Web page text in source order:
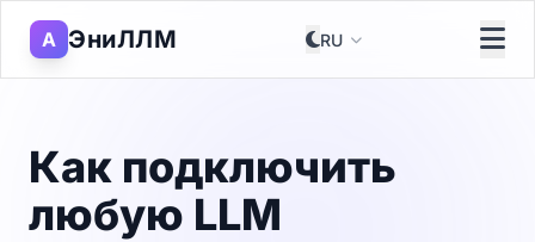
A ЭниЛЛМ
Как подключить
любую LLM